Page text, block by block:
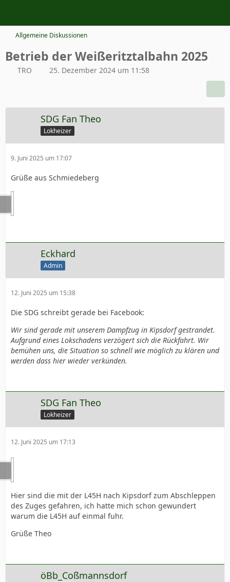
Allgemeine Diskussionen
Betrieb der Weißeritztalbahn 2025
TRO 25. Dezember 2024 um 11:58
SDG Fan Theo
Lokheizer
9. Juni 2025 um 17:07
Grüße aus Schmiedeberg
Eckhard
Admin
12. Juni 2025 um 15:38
Die SDG schreibt gerade bei Facebook:
Wir sind gerade mit unserem Dampfzug in Kipsdorf gestrandet.
Aufgrund eines Lokschadens verzögert sich die Rückfahrt. Wir
bemühen uns, die Situation so schnell wie möglich zu klären und
werden dass hier wieder verkünden.
SDG Fan Theo
Lokheizer
12. Juni 2025 um 17:13
Hier sind die mit der L45H nach Kipsdorf zum Abschleppen
des Zuges gefahren, ich hatte mich schon gewundert
warum die L45H auf einmal fuhr.
Grüße Theo
öBb_Coßmannsdorf